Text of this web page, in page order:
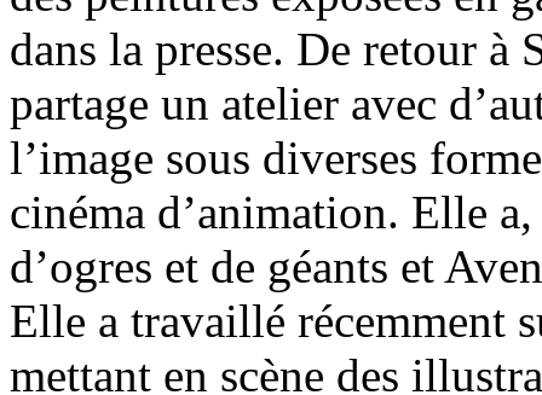
dans la presse. De retour à
partage un atelier avec
l’image sous diverses
cinéma d’animation. Elle
d’ogres et de géants et
Elle a travaillé récemment
mettant en scène des